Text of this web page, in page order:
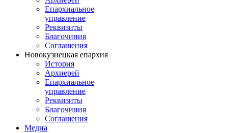
Епархиальное
управление
Реквизиты
Благочиния
Соглашения
Новокузнецкая епархия
История
Архиерей
Епархиальное
управление
Реквизиты
Благочиния
Соглашения
Медиа